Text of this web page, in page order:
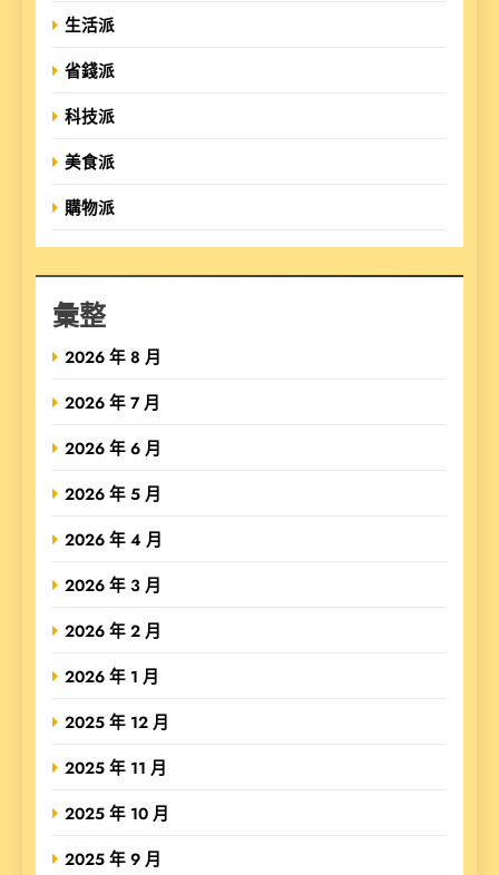
生活派
省錢派
科技派
美食派
購物派
彙整
2026 年 8 月
2026 年 7 月
2026 年 6 月
2026 年 5 月
2026 年 4 月
2026 年 3 月
2026 年 2 月
2026 年 1 月
2025 年 12 月
2025 年 11 月
2025 年 10 月
2025 年 9 月